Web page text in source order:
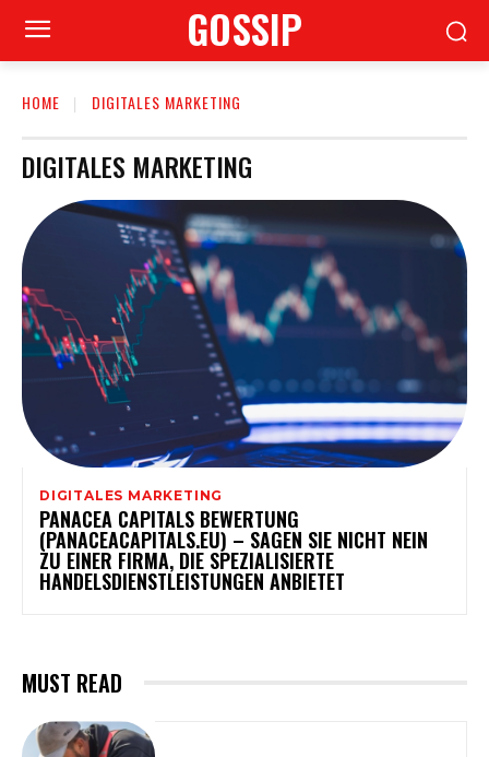
GOSSIP
HOME DIGITALES MARKETING
DIGITALES MARKETING
DIGITALES MARKETING
PANACEA CAPITALS BEWERTUNG
(PANACEACAPITALS.EU) – SAGEN SIE NICHT NEIN
ZU EINER FIRMA, DIE SPEZIALISIERTE
HANDELSDIENSTLEISTUNGEN ANBIETET
MUST READ